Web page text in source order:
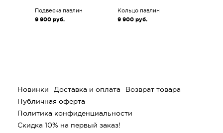
Подвеска павлин
9 900 руб.
Кольцо павлин
9 900 руб.
Новинки Доставка и оплата
Возврат товара
Публичная оферта
Политика конфиденциальности
Скидка 10% на первый заказ!